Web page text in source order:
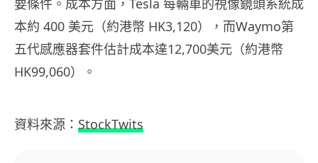
本約 400 美元（約港幣 HK3,120），而Waymo第
五代感應器套件估計成本達12,700美元（約港幣
HK99,060）。
資料來源： StockTwits